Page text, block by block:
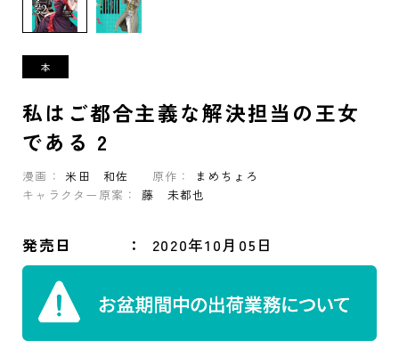
私はご都合主義な解決担当の王女
である 2
漫画： 米田 和佐 原作：
まめちょろ
キャラクター原案：
藤 未都也
発売日 2020年10月05日